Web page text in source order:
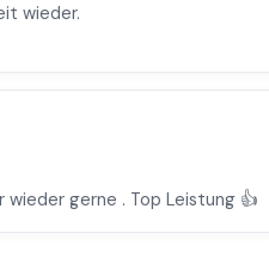
wieder.
wieder gerne . Top Leistung 👍